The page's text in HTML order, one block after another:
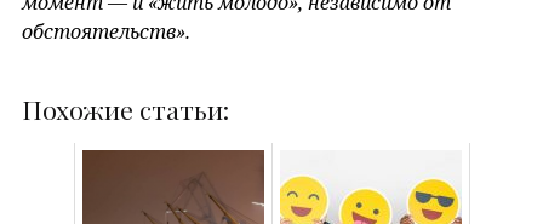
обстоятельств».
Похожие статьи: